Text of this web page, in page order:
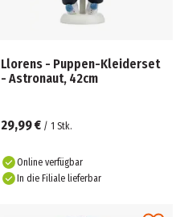
Llorens - Puppen-Kleiderset
- Astronaut, 42cm
29,99 € / 1 Stk.
Online verfügbar
In die Filiale lieferbar